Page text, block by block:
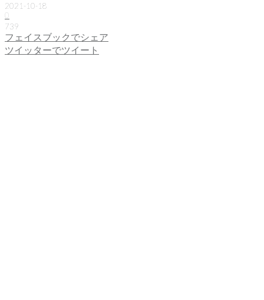
2021-10-18
0
739
フェイスブックでシェア
ツイッターでツイート